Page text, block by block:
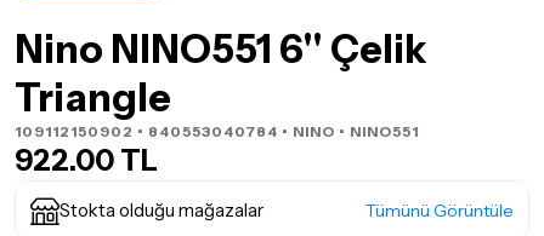
Nino NINO551 6'' Çelik
Triangle
109112150902 • 840553040784 • NINO • NINO551
922.00 TL
Stokta olduğu mağazalar Tümünü Görüntüle